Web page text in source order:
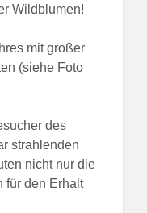
Wildblumen!
mit großer
(siehe Foto
des
strahlenden
nicht nur die
für den Erhalt